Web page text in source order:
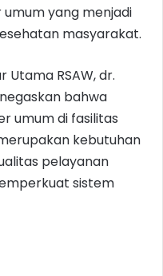
yang menjadi
masyarakat.
RSAW, dr.
bahwa
umum di fasilitas
kebutuhan
pelayanan
sistem